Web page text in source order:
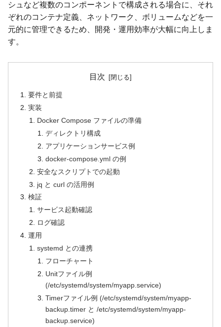
シュなど複数のコンポーネントで構成される場合に、それ
ぞれのコンテナ定義、ネットワーク、ボリュームなどを一
元的に管理できるため、開発・運用効率が大幅に向上しま
す。
目次
要件と前提
実装
Docker Compose ファイルの準備
ディレクトリ構成
アプリケーションサービス例
docker-compose.yml の例
安全なスクリプトでの起動
jq と curl の活用例
検証
サービス起動確認
ログ確認
運用
systemd との連携
フローチャート
Unitファイル例
(/etc/systemd/system/myapp.service)
Timerファイル例 (/etc/systemd/system/myapp-
backup.timer と /etc/systemd/system/myapp-
backup.service)